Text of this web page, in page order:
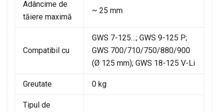
Adâncime de
tăiere maximă
~ 25 mm
Compatibil cu
GWS 7-125…; GWS 9-125 P;
GWS 700/710/750/880/900
(Ø 125 mm); GWS 18-125 V-Li
Greutate 0 kg
Tipul de